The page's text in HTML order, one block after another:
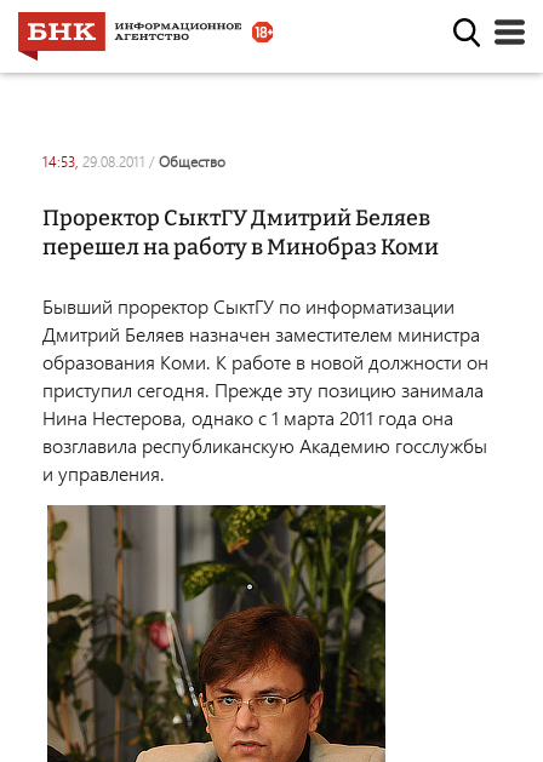
14:53, 29.08.2011 / общество
Проректор СыктГУ Дмитрий Беляев
перешел на работу в Минобраз Коми
Бывший проректор СыктГУ по информатизации
Дмитрий Беляев назначен заместителем министра
образования Коми. К работе в новой должности он
приступил сегодня. Прежде эту позицию занимала
Нина Нестерова, однако с 1 марта 2011 года она
возглавила республиканскую Академию госслужбы
и управления.